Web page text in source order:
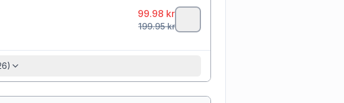
99.98 kr
199.95kr